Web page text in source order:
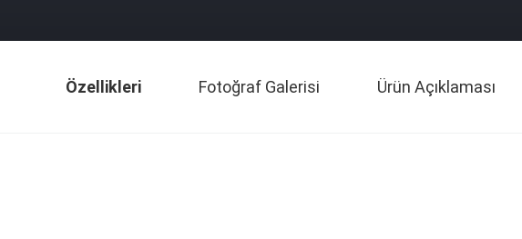
Özellikleri Fotoğraf Galerisi Ürün Açıklaması